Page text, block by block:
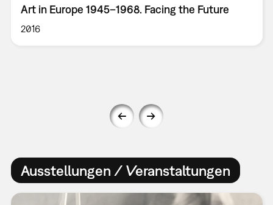
Art in Europe 1945–1968. Facing the Future
2016
Ausstellungen / Veranstaltungen